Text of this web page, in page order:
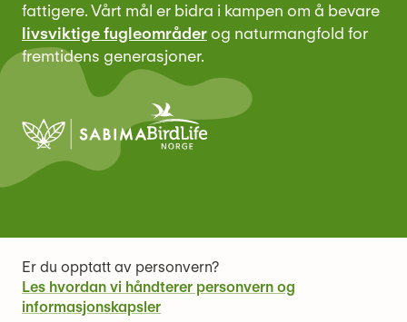
fattigere. Vårt mål er bidra i kampen om å bevare
livsviktige fugleområderog naturmangfold for
fremtidens generasjoner.
Er du opptatt av personvern?
Les hvordan vi håndterer personvern og
informasjonskapsler